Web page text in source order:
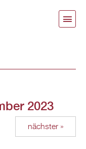
2023
nächster »